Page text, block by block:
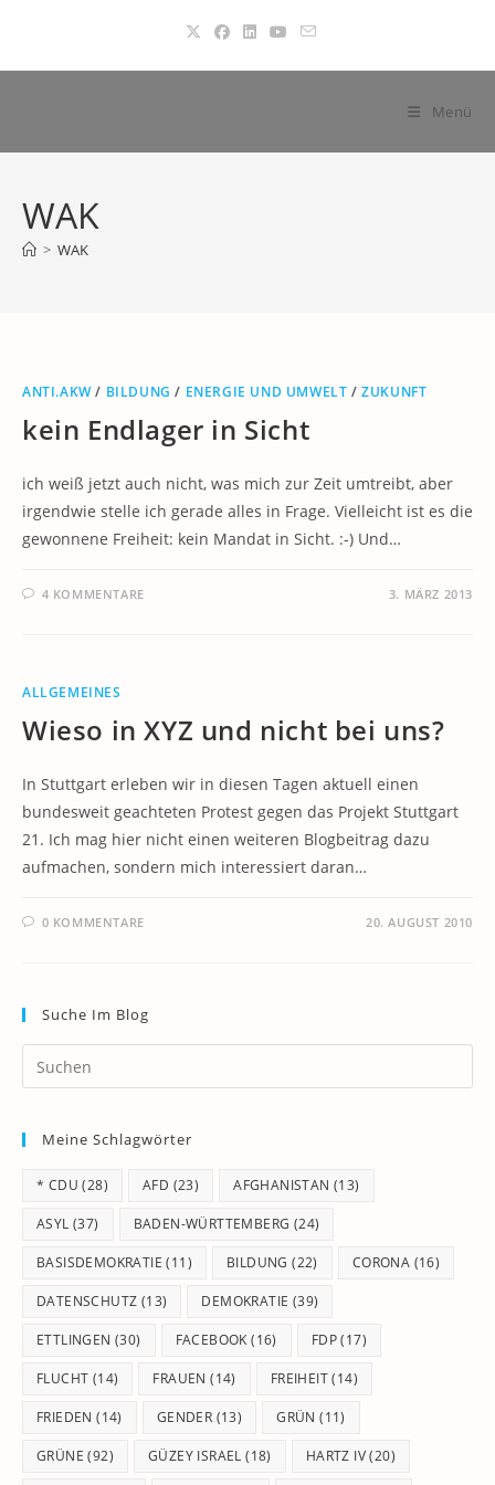
springen
Menü
WAK
> WAK
ANTI.AKW/ BILDUNG / ENERGIE UND UMWELT /ZUKUNFT
kein Endlager in Sicht
ich weiß jetzt auch nicht, was mich zur Zeit umtreibt, aber
irgendwie stelle ich gerade alles in Frage. Vielleicht ist es die
gewonnene Freiheit: kein Mandat in Sicht. :-) Und…
4 KOMMENTARE 3. MÄRZ 2013
ALLGEMEINES
Wieso in XYZ und nicht bei uns?
In Stuttgart erleben wir in diesen Tagen aktuell einen
bundesweit geachteten Protest gegen das Projekt Stuttgart
21. Ich mag hier nicht einen weiteren Blogbeitrag dazu
aufmachen, sondern mich interessiert daran…
0 KOMMENTARE 20. AUGUST 2010
Suche Im Blog
Meine Schlagwörter
* CDU (28) AFD (23) AFGHANISTAN (13)
ASYL (37) BADEN-WÜRTTEMBERG (24)
BASISDEMOKRATIE (11) BILDUNG (22) CORONA (16)
DATENSCHUTZ (13) DEMOKRATIE (39)
ETTLINGEN (30) FACEBOOK (16) FDP(17)
FLUCHT (14) FRAUEN (14) FREIHEIT(14)
FRIEDEN (14) GENDER (13) GRÜN (11)
GRÜNE (92) GÜZEY ISRAEL (18) HARTZ IV(20)